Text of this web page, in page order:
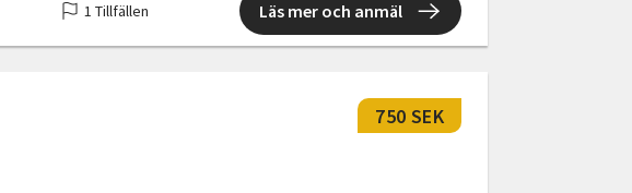
1 Tillfällen Läs mer och anmäl
750 SEK